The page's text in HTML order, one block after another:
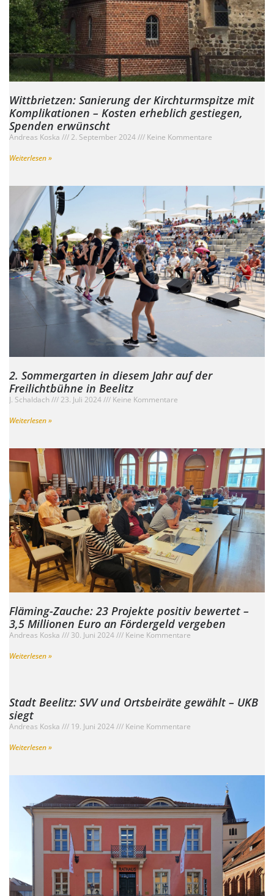
Wittbrietzen: Sanierung der Kirchturmspitze mit
Komplikationen – Kosten erheblich gestiegen,
Spenden erwünscht
Andreas Koska 2. September 2024
Keine Kommentare
Weiterlesen »
2. Sommergarten in diesem Jahr auf der
Freilichtbühne in Beelitz
J. Schaldach 23. Juli 2024
Keine Kommentare
Weiterlesen »
Fläming-Zauche: 23 Projekte positiv bewertet –
3,5 Millionen Euro an Fördergeld vergeben
Andreas Koska 30. Juni 2024
Keine Kommentare
Weiterlesen »
Stadt Beelitz: SVV und Ortsbeiräte gewählt – UKB
siegt
Andreas Koska 19. Juni 2024
Keine Kommentare
Weiterlesen »